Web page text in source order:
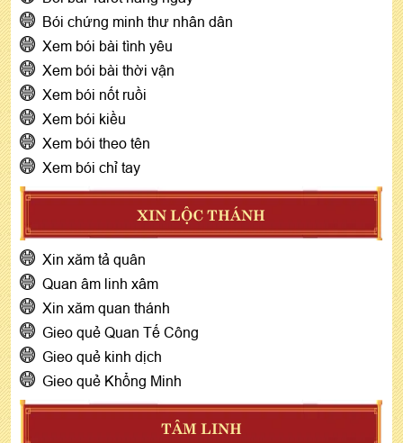
Bói chứng minh thư nhân dân
Xem bói bài tình yêu
Xem bói bài thời vận
Xem bói nốt ruồi
Xem bói kiều
Xem bói theo tên
Xem bói chỉ tay
XIN LỘC THÁNH
Xin xăm tả quân
Quan âm linh xâm
Xin xăm quan thánh
Gieo quẻ Quan Tế Công
Gieo quẻ kinh dịch
Gieo quẻ Khổng Minh
TÂM LINH